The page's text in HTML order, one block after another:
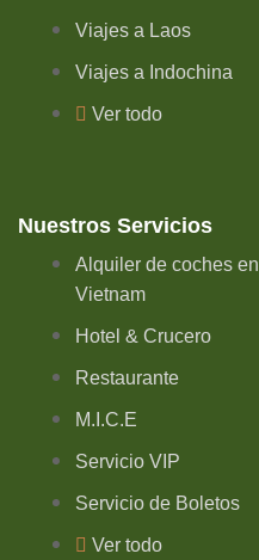
Viajes a Laos
Viajes a Indochina
Ver todo
Nuestros Servicios
Alquiler de coches en
Vietnam
Hotel & Crucero
Restaurante
M.I.C.E
Servicio VIP
Servicio de Boletos
Ver todo